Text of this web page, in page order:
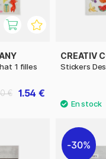
1 filles
1.54 €
€
CREATIV
Stickers
30%